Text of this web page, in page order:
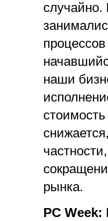
случайно.
наши
рынка.
PC